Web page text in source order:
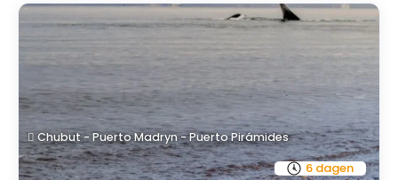
6 dagen
Chubut - Puerto Madryn - Puerto Pirámides